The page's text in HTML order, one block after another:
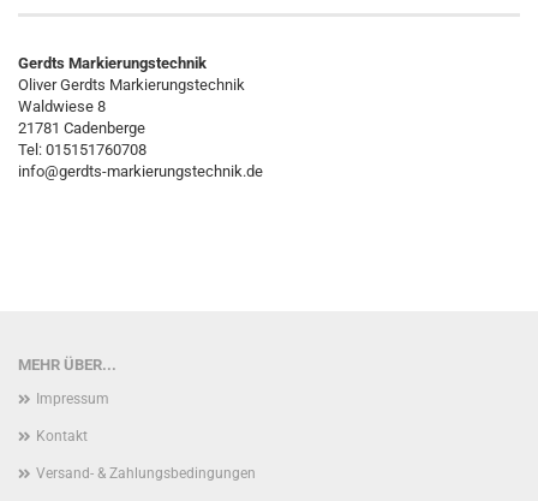
Gerdts Markierungstechnik
Oliver Gerdts Markierungstechnik
Waldwiese 8
21781 Cadenberge
Tel: 015151760708
info@gerdts-markierungstechnik.de
MEHR ÜBER...
Impressum
Kontakt
Versand- & Zahlungsbedingungen